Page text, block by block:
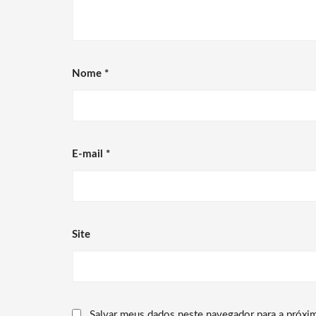
Nome *
E-mail *
Site